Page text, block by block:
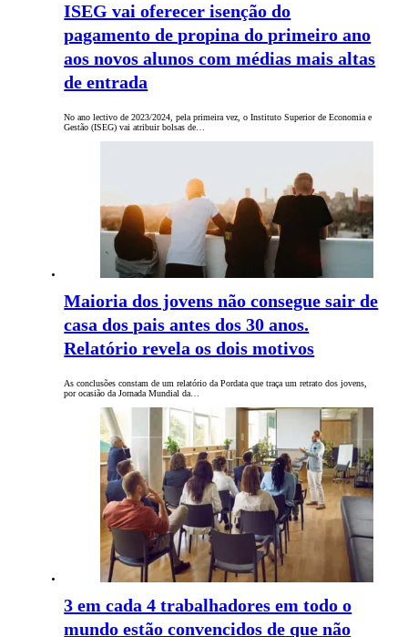
ISEG vai oferecer isenção do
pagamento de propina do primeiro ano
aos novos alunos com médias mais altas
de entrada
No ano lectivo de 2023/2024, pela primeira vez, o Instituto Superior de Economia e
Gestão (ISEG) vai atribuir bolsas de…
Maioria dos jovens não consegue sair de
casa dos pais antes dos 30 anos.
Relatório revela os dois motivos
As conclusões constam de um relatório da Pordata que traça um retrato dos jovens,
por ocasião da Jornada Mundial da…
3 em cada 4 trabalhadores em todo o
mundo estão convencidos de que não